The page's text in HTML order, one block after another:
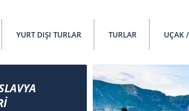
YURT DIŞI TURLAR TURLAR UÇAK